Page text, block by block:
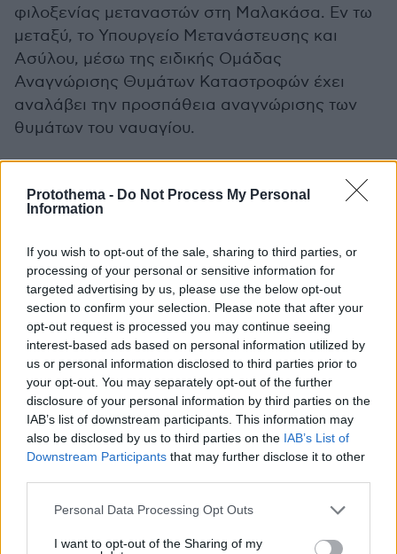
Protothema - Do Not Process My Personal
Information
If you wish to opt-out of the sale, sharing to third parties, or
processing of your personal or sensitive information for
targeted advertising by us, please use the below opt-out
section to confirm your selection. Please note that after your
opt-out request is processed you may continue seeing
interest-based ads based on personal information utilized by
us or personal information disclosed to third parties prior to
your opt-out. You may separately opt-out of the further
disclosure of your personal information by third parties on the
IAB’s list of downstream participants. This information may
also be disclosed by us to third parties on the IAB’s List of
Downstream Participants that may further disclose it to other
Please note that this website/app uses one or more Google
not limited to your visit or usage behaviour. You may click to
Personal Data Processing Opt Outs
I want to opt-out of the Sharing of my
φιλοξενίας μεταναστών στη Μαλακάσα. Εν τω
μεταξύ, το Υπουργείο Μετανάστευσης και
Ασύλου, μέσω της ειδικής Ομάδας
Αναγνώρισης Θυμάτων Καταστροφών έχει
αναλάβει την προσπάθεια αναγνώρισης των
θυμάτων του ναυαγίου.
«Κεράνης» του Υπουργείου Μετανάστευσης
Ιωάννης Ρέντη-Νίκαιας), ενώ έχει τεθεί σε
λειτουργία τηλεφωνικό κέντρο για τη συλλογή
πληροφοριών. Το τηλέφωνο και τo email
επικοινωνίας με την Ελληνική Ομάδα είναι τo
2131386000 και το dvi@astynomia.gr,
αντίστοιχα. Οι ενδιαφερόμενοι μπορούν να
επικοινωνούν από το Σάββατο 17 Ιουνίου 2023
κατά τις ώρες 09.00 έως 19.00 σε καθημερινή
βάση, στα αγγλικά, αραβικά, παστό και
ουρντού.
ανθρωπιστικό έργο της αναγνώρισης των
θυμάτων από το ναυάγιο, σε συνεργασία με το